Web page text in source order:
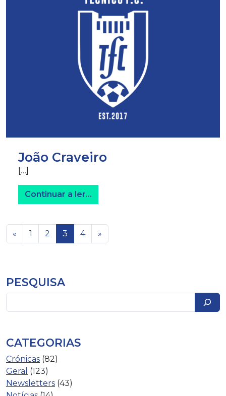
João Craveiro
[…]
Continuar a ler…
Navegação de artigos
« 1 2 3 4 »
PESQUISA
CATEGORIAS
Crónicas (82)
Geral (123)
Newsletters (43)